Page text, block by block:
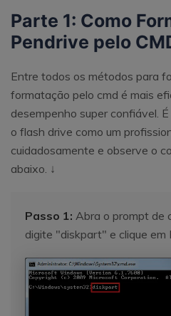
Parte 1: Como
Pendrive pelo
Entre todos os métodos para
formatação pelo cmd é mais
desempenho super confiável.
o flash drive como um
cuidadosamente e observe o
abaixo. ↓
Passo 1: Abra o prompt de
digite "diskpart" e clique em